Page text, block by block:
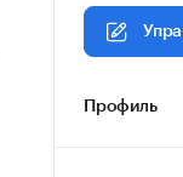
Профиль